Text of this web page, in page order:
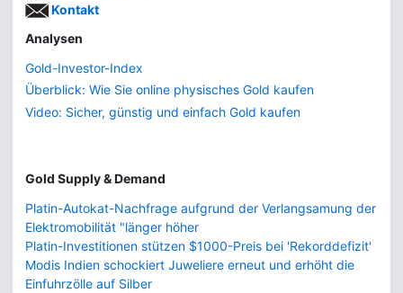
Kontakt
Analysen
Gold-Investor-Index
Überblick: Wie Sie online physisches Gold kaufen
Video: Sicher, günstig und einfach Gold kaufen
Gold Supply & Demand
Platin-Autokat-Nachfrage aufgrund der Verlangsamung der
Elektromobilität "länger höher
Platin-Investitionen stützen $1000-Preis bei 'Rekorddefizit'
Modis Indien schockiert Juweliere erneut und erhöht die
Einfuhrzölle auf Silber